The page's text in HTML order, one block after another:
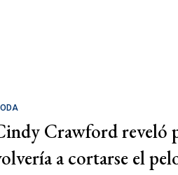
Crawford reveló
a cortarse el